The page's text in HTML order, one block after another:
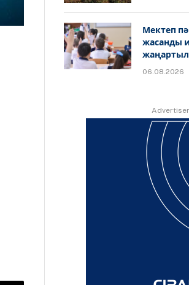
Мектеп
жасанды
06.08.2026